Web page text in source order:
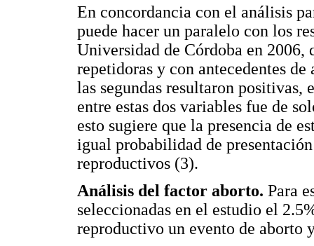
En concordancia con el análisis
puede hacer un paralelo con los
Universidad de Córdoba en 2006,
repetidoras y con antecedentes
las segundas resultaron positivas,
entre estas dos variables fue de
esto sugiere que la presencia de
igual probabilidad de
reproductivos (3).
Análisis del factor aborto. Para
seleccionadas en el estudio el
reproductivo un evento de aborto